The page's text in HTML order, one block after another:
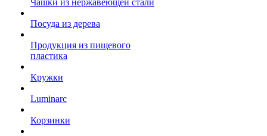
Чашки из нержавеющей стали
Посуда из дерева
Продукция из пищевого
пластика
Кружки
Luminarc
Корзинки